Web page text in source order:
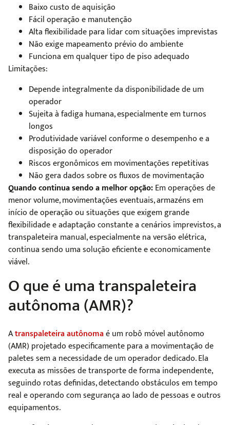
Baixo custo de aquisição
Fácil operação e manutenção
Alta flexibilidade para lidar com situações imprevistas
Não exige mapeamento prévio do ambiente
Funciona em qualquer tipo de piso adequado
Limitações:
Depende integralmente da disponibilidade de um
operador
Sujeita à fadiga humana, especialmente em turnos
longos
Produtividade variável conforme o desempenho e a
disposição do operador
Riscos ergonômicos em movimentações repetitivas
Não gera dados sobre os fluxos de movimentação
Quando continua sendo a melhor opção:Em operações de
menor volume, movimentações eventuais, armazéns em
início de operação ou situações que exigem grande
flexibilidade e adaptação constante a cenários imprevistos, a
transpaleteira manual, especialmente na versão elétrica,
continua sendo uma solução eficiente e economicamente
viável.
O que é uma transpaleteira
autônoma (AMR)?
Atranspaleteira autônomaé um robô móvel autônomo
(AMR) projetado especificamente para a movimentação de
paletes sem a necessidade de um operador dedicado. Ela
executa as missões de transporte de forma independente,
seguindo rotas definidas, detectando obstáculos em tempo
real e operando com segurança ao lado de pessoas e outros
equipamentos.